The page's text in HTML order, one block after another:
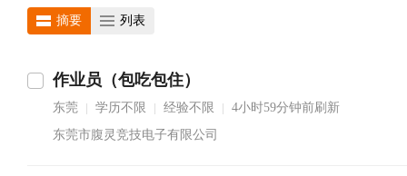
摘要 列表
作业员（包吃包住）
东莞 学历不限 经验不限
4小时59分钟前刷新
东莞市腹灵竞技电子有限公司